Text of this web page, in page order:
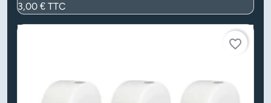
Prix
3,00 € TTC
favorite_border